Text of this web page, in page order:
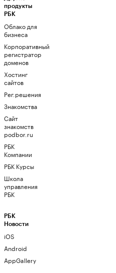
продукты
РБК
Облако для
бизнеса
Корпоративный
регистратор
доменов
Хостинг
сайтов
Рег.решения
Знакомства
Сайт
знакомств
podbor.ru
РБК
Компании
РБК Курсы
Школа
управления
РБК
РБК
Новости
iOS
Android
AppGallery